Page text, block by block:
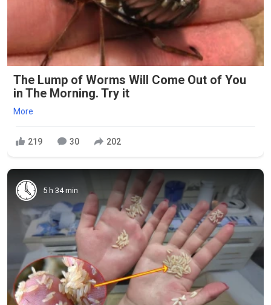
The Lump of Worms Will Come Out of You
in The Morning. Try it
More
219 30 202
5 h 34 min